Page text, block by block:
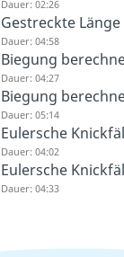
Dauer: 02:26
Gestreckte
Dauer: 04:58
Biegung
Dauer: 04:27
Biegung
Dauer: 05:14
Eulersche
Dauer: 04:02
Eulersche
Dauer: 04:33